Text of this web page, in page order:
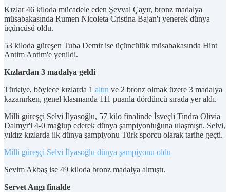
Kızlar 46 kiloda mücadele eden Şevval Çayır, bronz madalya
müsabakasında Rumen Nicoleta Cristina Bajan'ı yenerek dünya
üçüncüsü oldu.
53 kiloda güreşen Tuba Demir ise üçüncülük müsabakasında Hint
Antim Antim'e yenildi.
Kızlardan 3 madalya geldi
Türkiye, böylece kızlarda 1 altın ve 2 bronz olmak üzere 3 madalya
kazanırken, genel klasmanda 111 puanla dördüncü sırada yer aldı.
Milli güreşçi Selvi İlyasoğlu, 57 kilo finalinde İsveçli Tindra Olivia
Dalmyr'i 4-0 mağlup ederek dünya şampiyonluğuna ulaşmıştı. Selvi,
yıldız kızlarda ilk dünya şampiyonu Türk sporcu olarak tarihe geçti.
Milli güreşçi Selvi İlyasoğlu dünya şampiyonu oldu
Sevim Akbaş ise 49 kiloda bronz madalya almıştı.
Servet Angı finalde